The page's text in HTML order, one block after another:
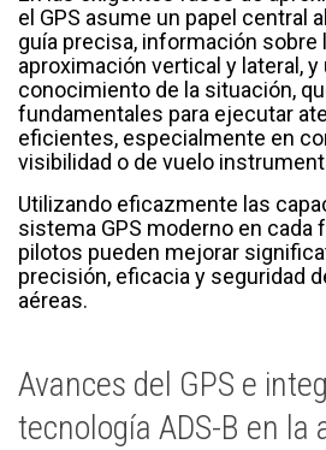
el GPS asume un papel central
guía precisa, información sobre
aproximación vertical y lateral, y
conocimiento de la situación,
fundamentales para ejecutar
eficientes, especialmente en
visibilidad o de vuelo
Utilizando eficazmente las
sistema GPS moderno en cada
pilotos pueden mejorar
precisión, eficacia y seguridad
aéreas.
Avances del GPS e
tecnología ADS-B en la